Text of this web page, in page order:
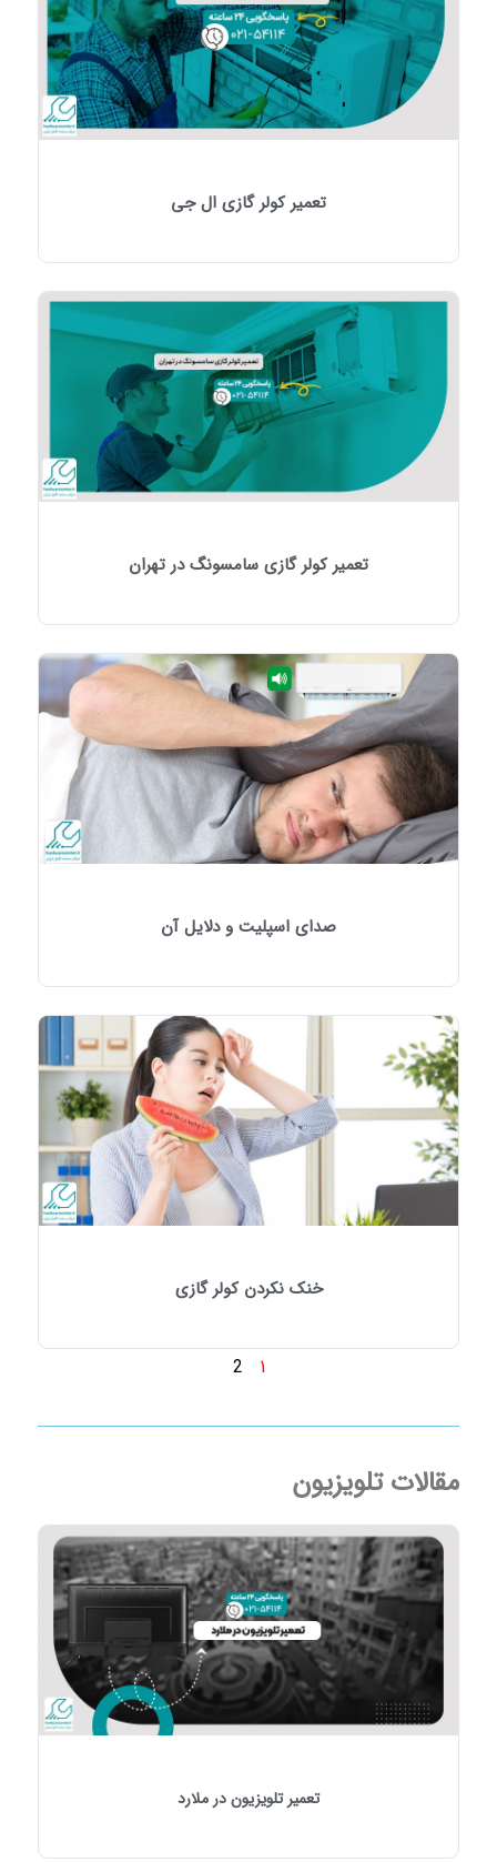
تعمیر کولر گازی ال جی
تعمیر کولر گازی سامسونگ در تهران
صدای اسپلیت و دلایل آن
خنک نکردن کولر گازی
1
2
مقالات تلویزیون
تعمیر تلویزیون در ملارد